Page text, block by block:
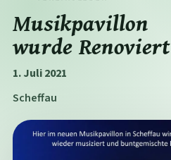
Musikpavillon
wurde Renoviert
1. Juli 2021
Scheffau